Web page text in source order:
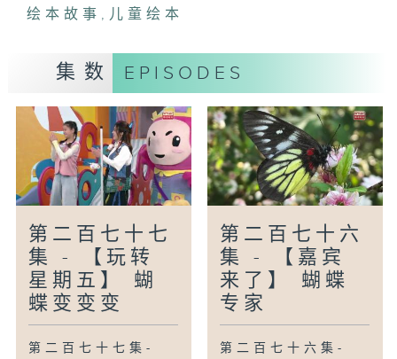
团。
雨逐步发现玩具消失的线索，过程中充满惊
讶、担忧及意想不到的转折。故事紧扣「珍
如何善待自己的玩具及身边的事物。
【冷知识】
Wheel仔突然被西瓜击中？！原来是一粒
怀旧的玩具西瓜波。究竟西瓜波是如何制作
而成？这个可爱而独特的玩具背后有着怎样
有趣的制作过程？让Wheel仔为大家揭开
个中秘密，一同增长见闻。
编导：蔡少杰
绘本故事 , 儿童绘本
集数 EPISODES
第二百七十七
集 - 【玩转
星期五】 蝴
蝶变变变
第二百七十七集-
第二百七十六
集 - 【嘉宾
来了】 蝴蝶
专家
第二百七十六集-